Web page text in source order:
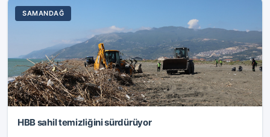
SAMANDAĞ
HBB sahil temizliğini sürdürüyor